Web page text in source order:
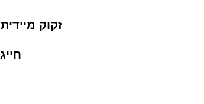
זקוק
חייג